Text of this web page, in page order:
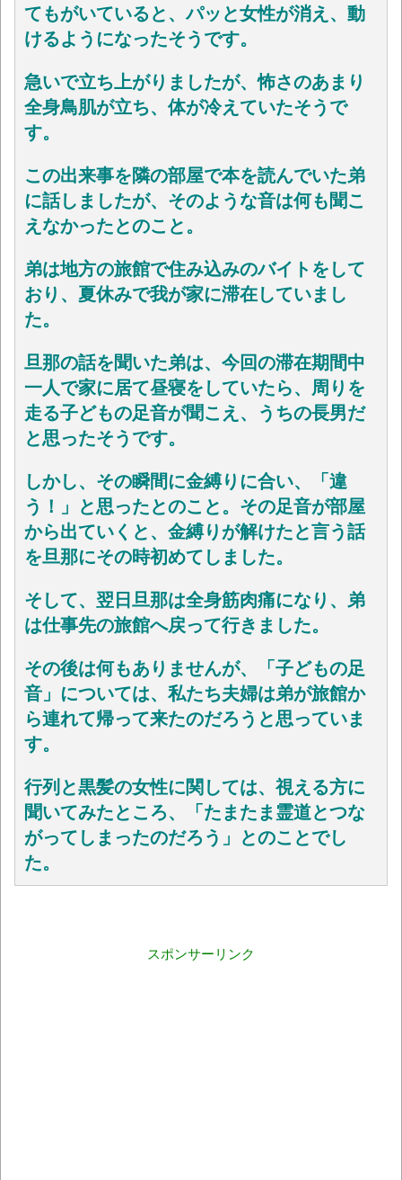
てもがいていると、パッと女性が消え、動
けるようになったそうです。
急いで立ち上がりましたが、怖さのあまり
全身鳥肌が立ち、体が冷えていたそうで
す。
この出来事を隣の部屋で本を読んでいた弟
に話しましたが、そのような音は何も聞こ
えなかったとのこと。
弟は地方の旅館で住み込みのバイトをして
おり、夏休みで我が家に滞在していまし
た。
旦那の話を聞いた弟は、今回の滞在期間中
一人で家に居て昼寝をしていたら、周りを
走る子どもの足音が聞こえ、うちの長男だ
と思ったそうです。
しかし、その瞬間に金縛りに合い、「違
う！」と思ったとのこと。その足音が部屋
から出ていくと、金縛りが解けたと言う話
を旦那にその時初めてしました。
そして、翌日旦那は全身筋肉痛になり、弟
は仕事先の旅館へ戻って行きました。
その後は何もありませんが、「子どもの足
音」については、 私たち夫婦は弟が旅館か
ら連れて帰って来たのだろうと思っていま
す。
行列と黒髪の女性に関しては、視える方に
聞いてみたところ、「 たまたま霊道とつな
がってしまったのだろう」とのことでし
た。
スポンサーリンク